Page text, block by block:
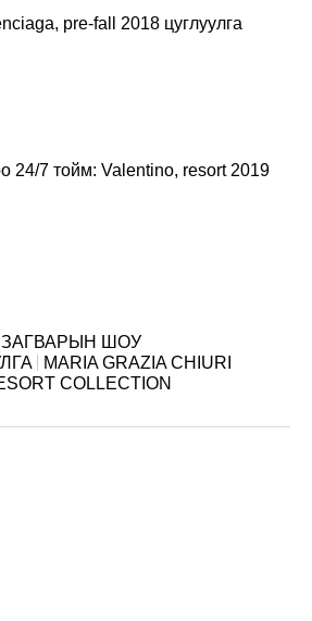
pre-fall 2018 цуглуулга
24/7 тойм: Valentino, resort 2019
ЗАГВАРЫН ШОУ
MARIA GRAZIA CHIURI
COLLECTION